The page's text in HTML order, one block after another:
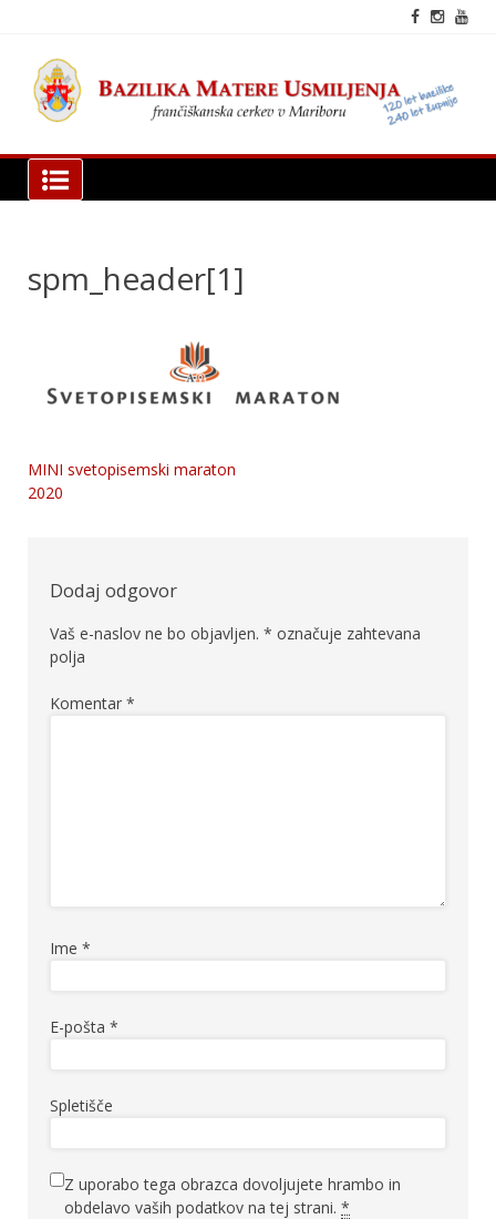
content
Bazilika Matere Usmiljenja
spm_header[1]
Navigacija
MINI svetopisemski maraton
2020
Dodaj odgovor
Vaš e-naslov ne bo objavljen. * označuje zahtevana
polja
Komentar *
Ime *
E-pošta *
Spletišče
Z uporabo tega obrazca dovoljujete hrambo in
obdelavo vaših podatkov na tej strani. *